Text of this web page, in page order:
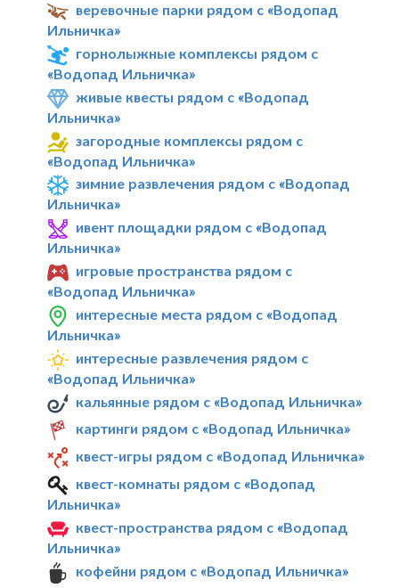
веревочные парки рядом с «Водопад
Ильничка»
горнолыжные комплексы рядом с
«Водопад Ильничка»
живые квесты рядом с «Водопад
Ильничка»
загородные комплексы рядом с
«Водопад Ильничка»
зимние развлечения рядом с «Водопад
Ильничка»
ивент площадки рядом с «Водопад
Ильничка»
игровые пространства рядом с
«Водопад Ильничка»
интересные места рядом с «Водопад
Ильничка»
интересные развлечения рядом с
«Водопад Ильничка»
кальянные рядом с «Водопад Ильничка»
картинги рядом с «Водопад Ильничка»
квест-игры рядом с «Водопад Ильничка»
квест-комнаты рядом с «Водопад
Ильничка»
квест-пространства рядом с «Водопад
Ильничка»
кофейни рядом с «Водопад Ильничка»